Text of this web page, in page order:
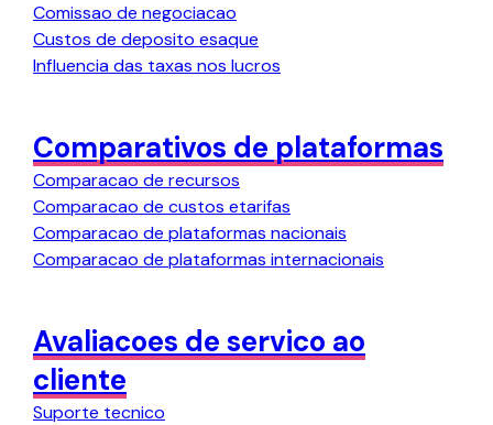
Comissao de negociacao
Custos de deposito esaque
Influencia das taxas nos lucros
Comparativos de plataformas
Comparacao de recursos
Comparacao de custos etarifas
Comparacao de plataformas nacionais
Comparacao de plataformas internacionais
Avaliacoes de servico ao
cliente
Suporte tecnico